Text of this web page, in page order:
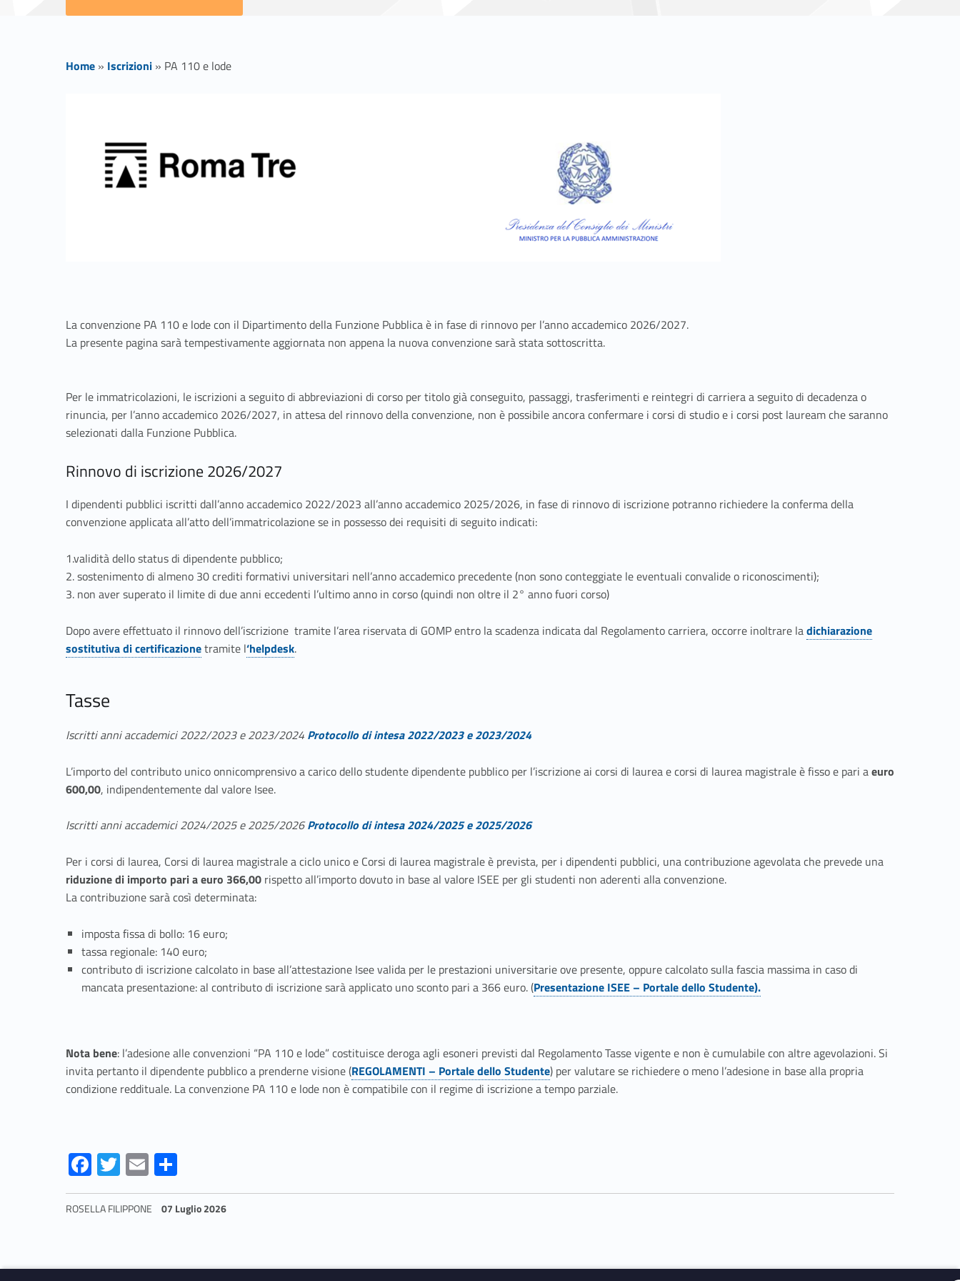
Home » Iscrizioni » PA 110 e lode
l
o
d
e
La convenzione PA 110 e lode con il Dipartimento della Funzione Pubblica è in fase di rinnovo per l’anno accademico 2026/2027.
La presente pagina sarà tempestivamente aggiornata non appena la nuova convenzione sarà stata sottoscritta.
Per le immatricolazioni, le iscrizioni a seguito di abbreviazioni di corso per titolo già conseguito, passaggi, trasferimenti e reintegri di carriera a seguito di decadenza o
rinuncia, per l’anno accademico 2026/2027, in attesa del rinnovo della convenzione, non è possibile ancora confermare i corsi di studio e i corsi post lauream che saranno
selezionati dalla Funzione Pubblica.
Rinnovo di iscrizione 2026/2027
I dipendenti pubblici iscritti dall’anno accademico 2022/2023 all’anno accademico 2025/2026, in fase di rinnovo di iscrizione potranno richiedere la conferma della
convenzione applicata all’atto dell’immatricolazione se in possesso dei requisiti di seguito indicati:
1.validità dello status di dipendente pubblico;
2. sostenimento di almeno 30 crediti formativi universitari nell’anno accademico precedente (non sono conteggiate le eventuali convalide o riconoscimenti);
3. non aver superato il limite di due anni eccedenti l’ultimo anno in corso (quindi non oltre il 2° anno fuori corso)
Dopo avere effettuato il rinnovo dell’iscrizione tramite l’area riservata di GOMP entro la scadenza indicata dal Regolamento carriera, occorre inoltrare ladichiarazione
sostitutiva di certificazionetramite l‘helpdesk.
Tasse
Iscritti anni accademici 2022/2023 e 2023/2024 Protocollo di intesa 2022/2023 e 2023/2024
L’importo del contributo unico onnicomprensivo a carico dello studente dipendente pubblico per l’iscrizione ai corsi di laurea e corsi di laurea magistrale è fisso e pari aeuro
600,00, indipendentemente dal valore Isee.
Iscritti anni accademici 2024/2025 e 2025/2026Protocollo di intesa 2024/2025 e 2025/2026
Per i corsi di laurea, Corsi di laurea magistrale a ciclo unico e Corsi di laurea magistrale è prevista, per i dipendenti pubblici, una contribuzione agevolata che prevede una
riduzione di importo pari a euro 366,00 rispetto all’importo dovuto in base al valore ISEE per gli studenti non aderenti alla convenzione.
La contribuzione sarà così determinata:
imposta fissa di bollo: 16 euro;
tassa regionale: 140 euro;
contributo di iscrizione calcolato in base all’attestazione Isee valida per le prestazioni universitarie ove presente, oppure calcolato sulla fascia massima in caso di
mancata presentazione: al contributo di iscrizione sarà applicato uno sconto pari a 366 euro. (Presentazione ISEE – Portale dello Studente).
Nota bene: l’adesione alle convenzioni “PA 110 e lode” costituisce deroga agli esoneri previsti dal Regolamento Tasse vigente e non è cumulabile con altre agevolazioni. Si
invita pertanto il dipendente pubblico a prenderne visione (REGOLAMENTI – Portale dello Studente) per valutare se richiedere o meno l’adesione in base alla propria
condizione reddituale. La convenzione PA 110 e lode non è compatibile con il regime di iscrizione a tempo parziale.
Fa
ce
b
T
w
itt
E
m
ai
h
ar
ROSELLA FILIPPONE 07 Luglio 2026